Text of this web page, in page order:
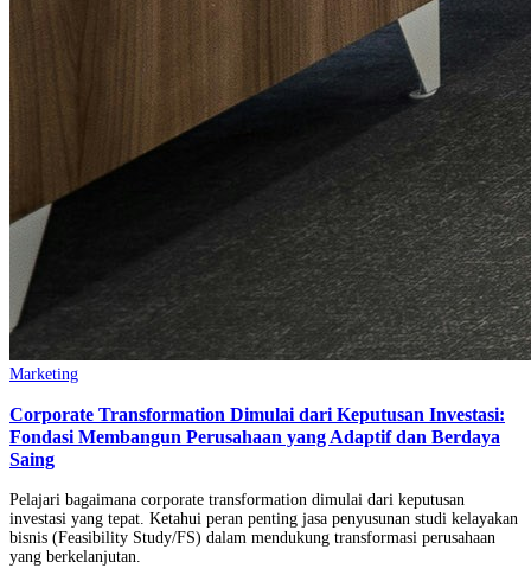
Marketing
Corporate Transformation Dimulai dari Keputusan Investasi:
Fondasi Membangun Perusahaan yang Adaptif dan Berdaya
Saing
Pelajari bagaimana corporate transformation dimulai dari keputusan
investasi yang tepat. Ketahui peran penting jasa penyusunan studi kelayakan
bisnis (Feasibility Study/FS) dalam mendukung transformasi perusahaan
yang berkelanjutan.